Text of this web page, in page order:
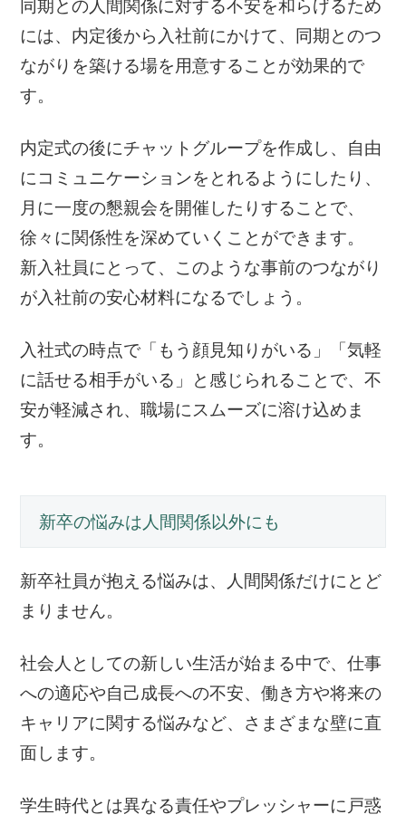
同期との人間関係に対する不安を和らげるため
には、内定後から入社前にかけて、同期とのつ
ながりを築ける場を用意することが効果的で
す。
内定式の後にチャットグループを作成し、自由
にコミュニケーションをとれるようにしたり、
月に一度の懇親会を開催したりすることで、
徐々に関係性を深めていくことができます。
新入社員にとって、このような事前のつながり
が入社前の安心材料になるでしょう。
入社式の時点で「もう顔見知りがいる」「気軽
に話せる相手がいる」と感じられることで、不
安が軽減され、職場にスムーズに溶け込めま
す。
新卒の悩みは人間関係以外にも
新卒社員が抱える悩みは、人間関係だけにとど
まりません。
社会人としての新しい生活が始まる中で、仕事
への適応や自己成長への不安、働き方や将来の
キャリアに関する悩みなど、さまざまな壁に直
面します。
学生時代とは異なる責任やプレッシャーに戸惑